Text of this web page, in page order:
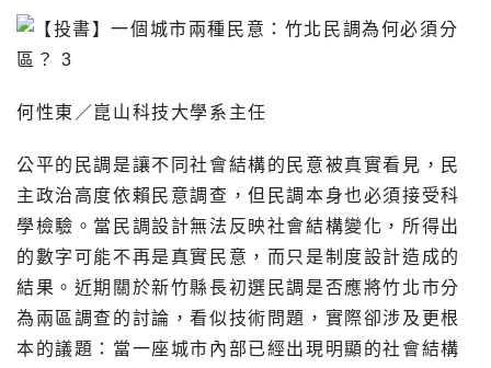
何性東／崑山科技大學系主任
公平的民調是讓不同社會結構的民意被真實看見，民
主政治高度依賴民意調查，但民調本身也必須接受科
學檢驗。當民調設計無法反映社會結構變化，所得出
的數字可能不再是真實民意，而只是制度設計造成的
結果。近期關於新竹縣長初選民調是否應將竹北市分
為兩區調查的討論，看似技術問題，實際卻涉及更根
本的議題：當一座城市內部已經出現明顯的社會結構